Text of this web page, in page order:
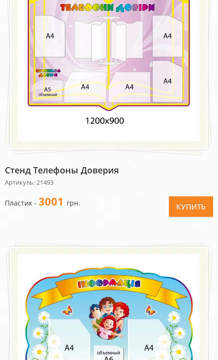
Стенд Телефоны Доверия
Артикуль: 21493
Пластик - 3001 грн. КУПИТЬ